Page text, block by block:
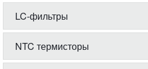
LC-фильтры
NTC термисторы